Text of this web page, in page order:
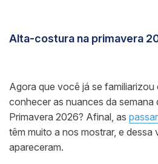
Alta-costura na primavera
Agora que você já se
conhecer as nuances da semana
Primavera 2026? Afinal, as
têm muito a nos mostrar, e dessa
apareceram.